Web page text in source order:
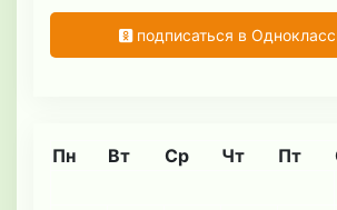
подписаться в
Пн Вт Ср Чт Пт